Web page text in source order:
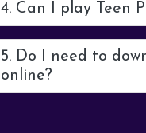
4. Can I play Teen
5. Do I need to
online?